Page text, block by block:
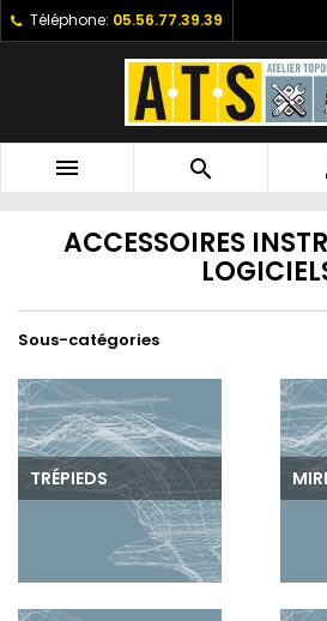
Téléphone: 05.56.77.39.39
 
ACCESSOIRES
Sous-catégories
TRÉPIEDS